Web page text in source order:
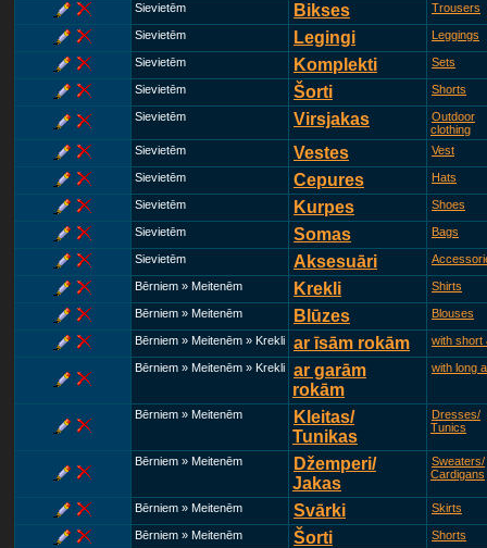
Sievietēm Bikses Trousers
Sievietēm Legingi Leggings
Sievietēm Komplekti Sets
Sievietēm Šorti Shorts
Sievietēm Virsjakas
Outdoor
clothing
Sievietēm
Vestes Vest
Sievietēm Cepures Hats
Sievietēm Kurpes Shoes
Sievietēm Somas Bags
Sievietēm Aksesuāri
Bērniem » Meitenēm Krekli Shirts
Bērniem » Meitenēm Blūzes Blouses
Bērniem » Meitenēm » Krekli ar īsām rokām with short
Bērniem » Meitenēm » Krekli
ar garām
rokām
with long
Bērniem » Meitenēm
Kleitas/
Tunikas
Dresses/
Tunics
Bērniem » Meitenēm
Džemperi/
Jakas
Sweaters/
Cardigans
Bērniem » Meitenēm Svārki Skirts
Bērniem » Meitenēm Šorti Shorts